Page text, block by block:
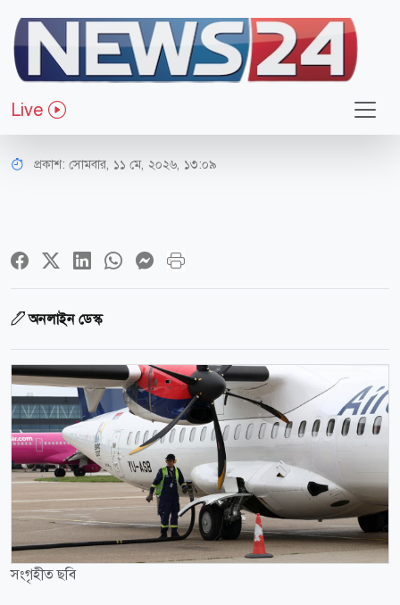
Live
অর্থ-বাণিজ্য
জেট ফুয়েলের দাম দ্বিগুণ, রান্নার তেল
হতে পারে বিকল্প?
প্রকাশ: সোমবার, ১১ মে, ২০২৬, ১৩:০৯
অনলাইন ডেস্ক
সংগৃহীত ছবি